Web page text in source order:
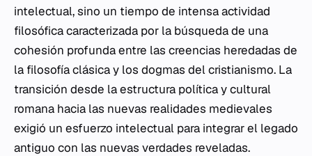
intelectual, sino un tiempo de intensa actividad
filosófica caracterizada por la búsqueda de una
cohesión profunda entre las creencias heredadas de
la filosofía clásica y los dogmas del cristianismo. La
transición desde la estructura política y cultural
romana hacia las nuevas realidades medievales
exigió un esfuerzo intelectual para integrar el legado
antiguo con las nuevas verdades reveladas.